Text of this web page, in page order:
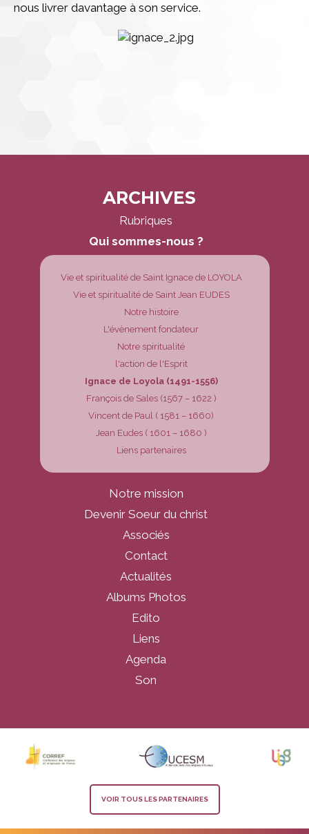
nous livrer davantage à son service.
ARCHIVES
Rubriques
Qui sommes-nous ?
Vie et spiritualité de Saint Ignace de LOYOLA
Vie et spiritualité de Saint Jean EUDES
Notre histoire
L'évènement fondateur
Notre spiritualité
l'action de l'Esprit
Ignace de Loyola (1491-1556)
François de Sales (1567 – 1622 )
Vincent de Paul ( 1581 – 1660)
Jean Eudes ( 1601 – 1680 )
Liens partenaires
Notre mission
Devenir Soeur du christ
Associés
Contact
Actualités
Albums Photos
Edito
Liens
Agenda
Son
VOIR TOUS LES PARTENAIRES